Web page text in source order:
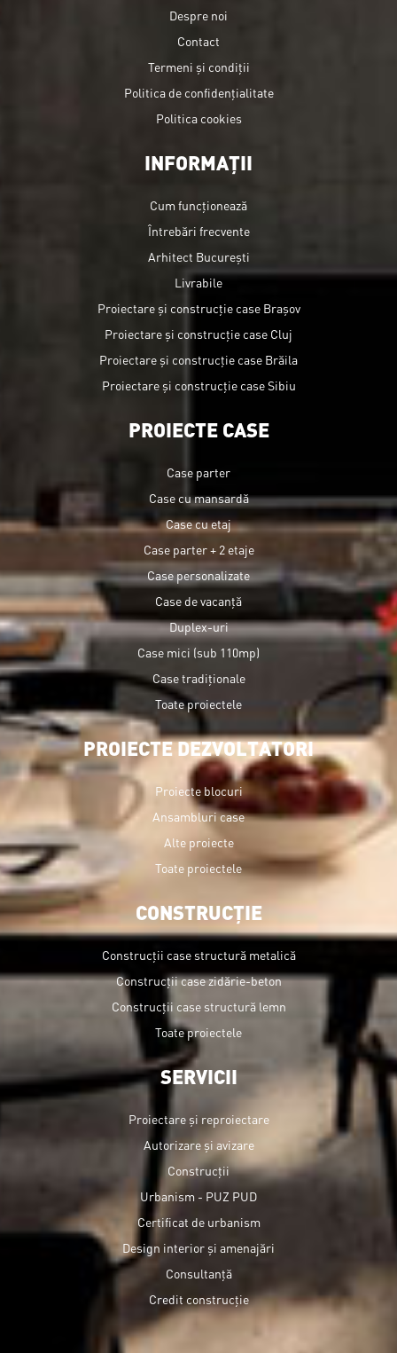
Despre noi
Contact
Termeni și condiții
Politica de confidențialitate
Politica cookies
INFORMAȚII
Cum funcționează
Întrebări frecvente
Arhitect București
Livrabile
Proiectare și construcție case Brașov
Proiectare și construcție case Cluj
Proiectare și construcție case Brăila
Proiectare și construcție case Sibiu
PROIECTE CASE
Case parter
Case cu mansardă
Case cu etaj
Case parter + 2 etaje
Case personalizate
Case de vacanță
Duplex-uri
Case mici (sub 110mp)
Case tradiționale
Toate proiectele
PROIECTE DEZVOLTATORI
Proiecte blocuri
Ansambluri case
Alte proiecte
Toate proiectele
CONSTRUCȚIE
Construcții case structură metalică
Construcții case zidărie-beton
Construcții case structură lemn
Toate proiectele
SERVICII
Proiectare și reproiectare
Autorizare și avizare
Construcții
Urbanism - PUZ PUD
Certificat de urbanism
Design interior și amenajări
Consultanță
Credit construcție